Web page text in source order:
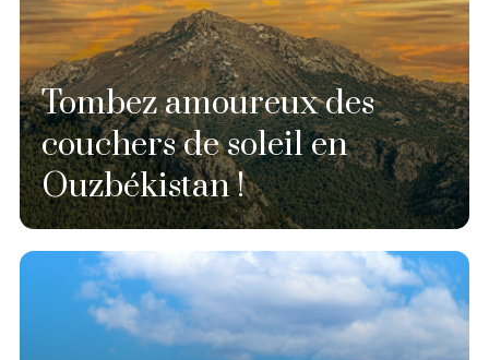
Tombez amoureux des
couchers de soleil en
Ouzbékistan !